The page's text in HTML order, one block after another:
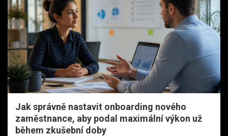
Jak správně nastavit onboarding nového
zaměstnance, aby podal maximální výkon už
během zkušební doby